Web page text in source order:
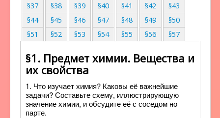
§37
§38 §39 §40 §41 §42
§43
§44
§45 §46 §47 §48 §49
§50
§51
§52 §53 §54 §55 §56 §57
§1. Предмет химии. Вещества и
их свойства
1. Что изучает химия? Каковы её важнейшие
задачи? Составьте схему, иллюстрирующую
значение химии, и обсудите её с соседом но
парте.